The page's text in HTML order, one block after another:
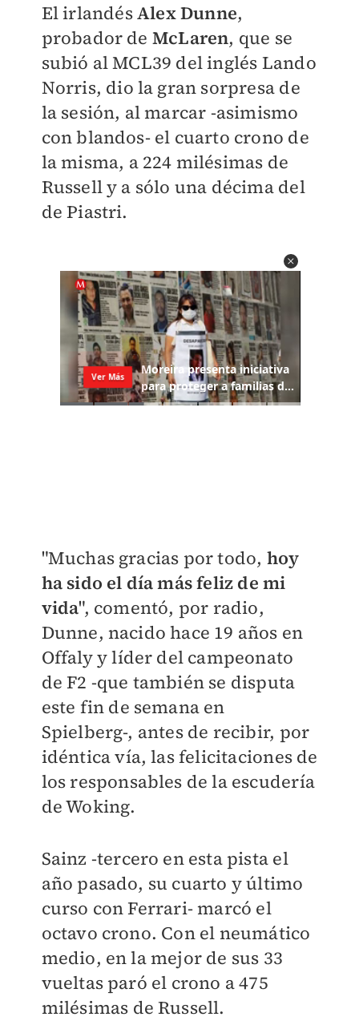
El irlandésAlex Dunne,
probador de McLaren, que se
subió al MCL39 del inglés Lando
Norris, dio la gran sorpresa de
la sesión, al marcar -asimismo
con blandos- el cuarto crono de
la misma, a 224 milésimas de
Russell y a sólo una décima del
de Piastri.
"Muchas gracias por todo, hoy
ha sido el día más feliz de mi
vida", comentó, por radio,
Dunne, nacido hace 19 años en
Offaly y líder del campeonato
de F2 -que también se disputa
este fin de semana en
Spielberg-, antes de recibir, por
idéntica vía, las felicitaciones de
los responsables de la escudería
de Woking.
Sainz -tercero en esta pista el
año pasado, su cuarto y último
curso con Ferrari- marcó el
octavo crono. Con el neumático
medio, en la mejor de sus 33
vueltas paró el crono a 475
milésimas de Russell.